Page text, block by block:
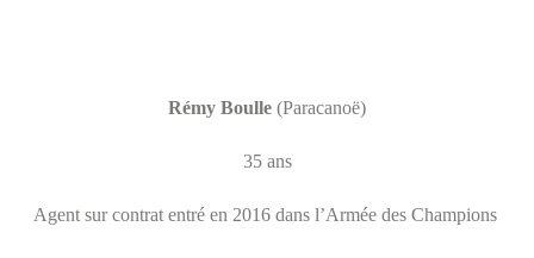
Rémy Boulle (Paracanoë)
35 ans
Agent sur contrat entré en 2016 dans l’Armée des Champions